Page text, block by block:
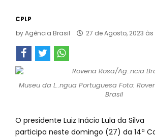
CPLP
byAgência Brasil 27 de Agosto, 2023
Museu da L..ngua Portuguesa Foto:
Brasil
O presidente Luiz Inácio Lula da Silva
participa neste domingo (27) da 14ª